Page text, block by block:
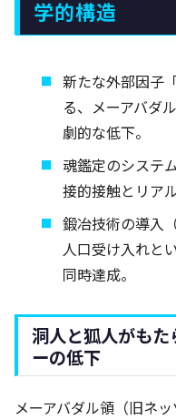
学的構造
新たな外部因子
る、メーアバダ
劇的な低下。
魂鑑定のシステ
接的接触とリア
鍛冶技術の導入
人口受け入れと
同時達成。
洞人と狐人がも
ーの低下
メーアバダル領（旧ネ